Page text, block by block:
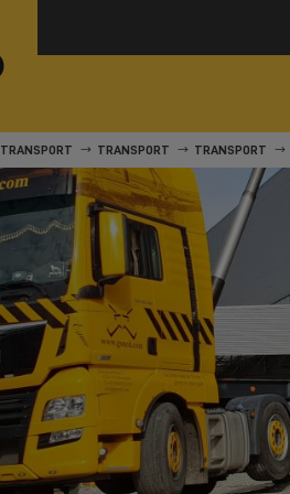
TRANSPORT TRANSPORT TRANSPORT